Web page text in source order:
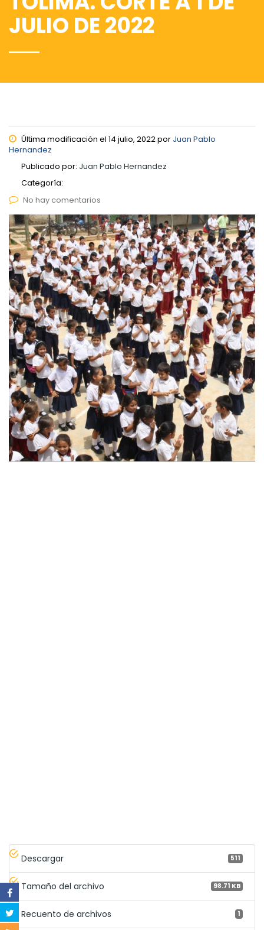
JULIO DE 2022
Última modificación el 14 julio, 2022 por Juan Pablo
Hernandez
Publicado por: Juan Pablo Hernandez
Categoría:
No hay comentarios
Descargar 511
Tamaño del archivo 98.71 KB
Recuento de archivos 1